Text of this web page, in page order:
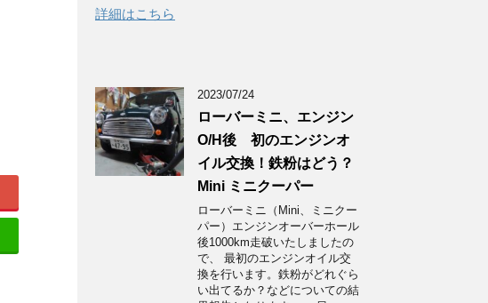
詳細はこちら
2023/07/24
ローバーミニ、エンジン
O/H後 初のエンジンオ
イル交換！鉄粉はどう？
Mini ミニクーパー
ローバーミニ（Mini、ミニクー
パー）エンジンオーバーホール
後1000km走破いたしましたの
で、 最初のエンジンオイル交
換を行います。鉄粉がどれぐら
い出てるか？などについての結